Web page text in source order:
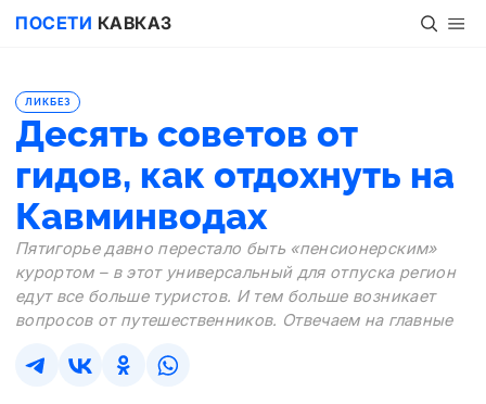
ПОСЕТИ КАВКАЗ
Десять советов от
гидов, как отдохнуть на
Кавминводах
ЛИКБЕЗ
Пятигорье давно перестало быть «пенсионерским»
курортом – в этот универсальный для отпуска регион
едут все больше туристов. И тем больше возникает
вопросов от путешественников. Отвечаем на главные